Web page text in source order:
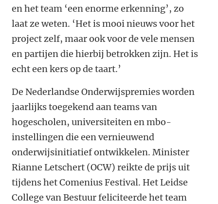
en het team ‘een enorme erkenning’, zo
laat ze weten. ‘Het is mooi nieuws voor het
project zelf, maar ook voor de vele mensen
en partijen die hierbij betrokken zijn. Het is
echt een kers op de taart.’
De Nederlandse Onderwijspremies worden
jaarlijks toegekend aan teams van
hogescholen, universiteiten en mbo-
instellingen die een vernieuwend
onderwijsinitiatief ontwikkelen. Minister
Rianne Letschert (OCW) reikte de prijs uit
tijdens het Comenius Festival. Het Leidse
College van Bestuur feliciteerde het team